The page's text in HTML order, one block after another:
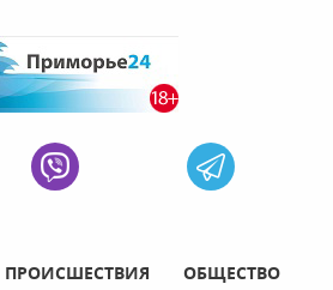
ПРОИСШЕСТВИЯ
ОБЩЕСТВО